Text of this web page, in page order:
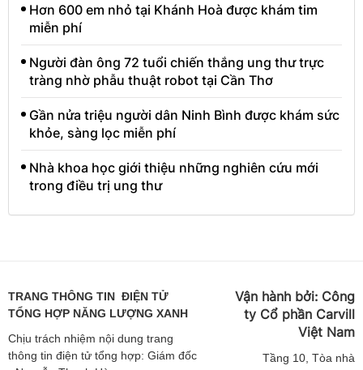
Hơn 600 em nhỏ tại Khánh Hoà được khám tim
miễn phí
Người đàn ông 72 tuổi chiến thắng ung thư trực
tràng nhờ phẫu thuật robot tại Cần Thơ
Gần nửa triệu người dân Ninh Bình được khám sức
khỏe, sàng lọc miễn phí
Nhà khoa học giới thiệu những nghiên cứu mới
trong điều trị ung thư
TRANG THÔNG TIN ĐIỆN TỬ
TỔNG HỢP NĂNG LƯỢNG XANH
Chịu trách nhiệm nội dung trang
thông tin điện tử tổng hợp: Giám đốc
Vận hành bởi: Công
ty Cổ phần Carvill
Việt Nam
Tầng 10, Tòa nhà